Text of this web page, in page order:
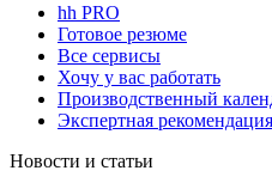
hh PRO
Готовое резюме
Все сервисы
Хочу у вас работать
Производственный
Экспертная рекомендация
Новости и статьи